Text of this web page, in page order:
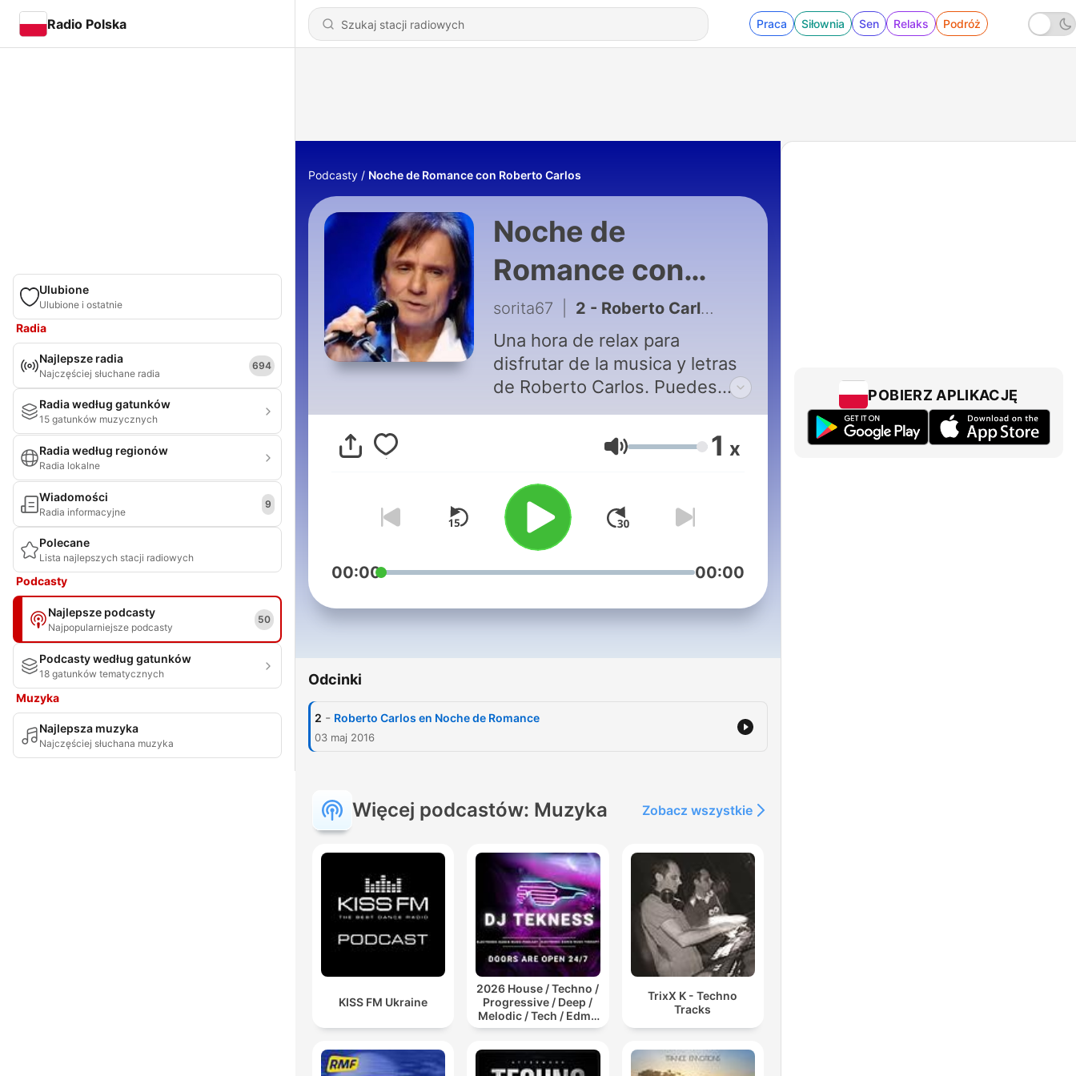
Radio Polska Praca Siłownia Sen Relaks Podróż
Ulubione
Ulubione i ostatnie
Radia
Najlepsze radia
Najczęściej słuchane radia
694
Radia według gatunków
15 gatunków muzycznych
Radia według regionów
Radia lokalne
Wiadomości
Radia informacyjne
9
Polecane
Lista najlepszych stacji radiowych
Podcasty
Najlepsze podcasty
Najpopularniejsze podcasty
50
Podcasty według gatunków
18 gatunków tematycznych
Muzyka
Najlepsza muzyka
Najczęściej słuchana muzyka
Podcasty Noche de Romance con Roberto Carlos
Noche de
Romance con
Roberto Carlos
sorita67 2 - Roberto Carlos en Noche de Romance
Una hora de relax para
disfrutar de la musica y letras
de Roberto Carlos. Puedes
disfrutar de esta y otras
músicas románticas en Puedes
disfrutar de este programa y
de música romántica en
Soritaradio1.blogspot.com O
descarga nuestra aplicación
Soritaradio Somos SoritaRadio
La radio que es para tì The
Głośność 1 x
00:00 00:00
Odcinki
2 - Roberto Carlos en Noche de Romance
03 maj 2016
Więcej podcastów: Muzyka Zobacz wszystkie
KISS FM Ukraine
2026 House / Techno /
Progressive / Deep /
Melodic / Tech / Edm /
Afro / ibiza DJ Mix /
Electronic Dance Musi
TrixX K - Techno
Tracks
POBIERZ APLIKACJĘ